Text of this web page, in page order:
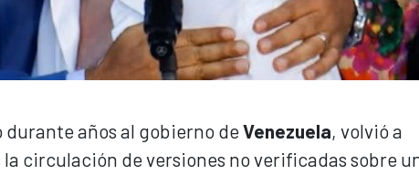
durante años al gobierno deVenezuela, volvió a
circulación de versiones no verificadas sobre